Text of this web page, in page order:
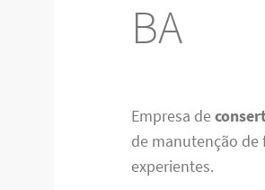
BA
Empresa de
de manutenção de
experientes.